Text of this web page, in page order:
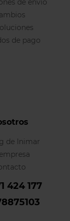
de envío
de pago
de Inimar
424 177